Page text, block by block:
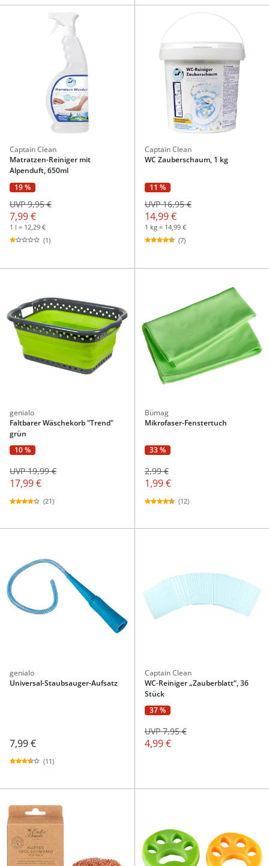
Captain Clean
Matratzen-Reiniger mit
Alpenduft, 650ml
19 %
7,99 €
UVP 9,95 €
1 l = 12,29 €
(1)
Captain Clean
WC Zauberschaum, 1 kg
11 %
14,99 €
UVP 16,95 €
1 kg = 14,99 €
(7)
genialo
Faltbarer Wäschekorb "Trend"
grün
10 %
17,99 €
UVP 19,99 €
(21)
Bümag
Mikrofaser-Fenstertuch
33 %
2,99 €
1,99 €
(12)
genialo
Universal-Staubsauger-Aufsatz
7,99 €
(11)
Captain Clean
WC-Reiniger „Zauberblatt“, 36
Stück
37 %
4,99 €
UVP 7,95 €